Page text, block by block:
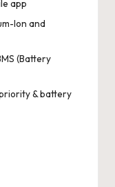
app
Ion and
(Battery
& battery